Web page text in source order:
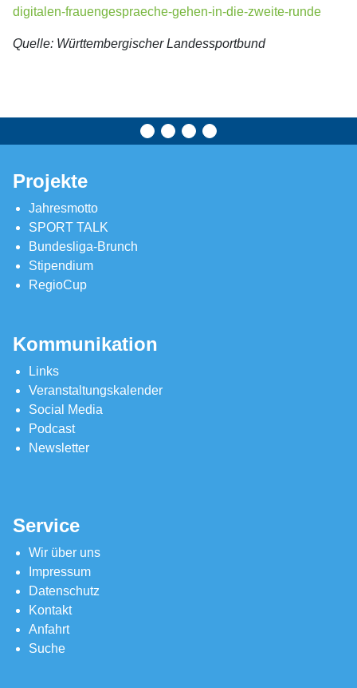
digitalen-frauengespraeche-gehen-in-die-zweite-runde
Quelle: Württembergischer Landessportbund
Projekte
Jahresmotto
SPORT TALK
Bundesliga-Brunch
Stipendium
RegioCup
Kommunikation
Links
Veranstaltungskalender
Social Media
Podcast
Newsletter
Service
Wir über uns
Impressum
Datenschutz
Kontakt
Anfahrt
Suche